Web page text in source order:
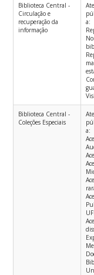
Biblioteca Central -
Circulação e
recuperação da
informação
a:
Biblioteca Central -
Coleções Especiais
a: